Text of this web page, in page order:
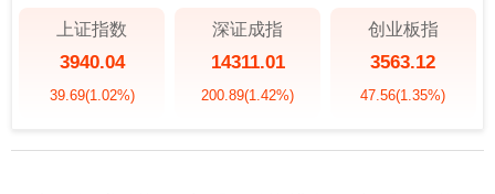
上证指数
3940.04
39.69(1.02%)
深证成指
14311.01
200.89(1.42%)
创业板指
3563.12
47.56(1.35%)